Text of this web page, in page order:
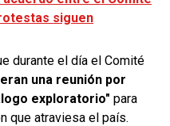
siguen
durante el día el Comité
una reunión por
exploratorio" para
que atraviesa el país.